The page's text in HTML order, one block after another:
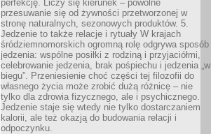
perfekcję. Liczy się kierunek – powolne
przesuwanie się od żywności przetworzonej w
stronę naturalnych, sezonowych produktów. 5.
Jedzenie to także relacje i rytuały W krajach
śródziemnomorskich ogromną rolę odgrywa sposób
jedzenia: wspólne posiłki z rodziną i przyjaciółmi,
celebrowanie jedzenia, brak pośpiechu i jedzenia „w
biegu”. Przeniesienie choć części tej filozofii do
własnego życia może zrobić dużą różnicę – nie
tylko dla zdrowia fizycznego, ale i psychicznego.
Jedzenie staje się wtedy nie tylko dostarczaniem
kalorii, ale też okazją do budowania relacji i
odpoczynku.